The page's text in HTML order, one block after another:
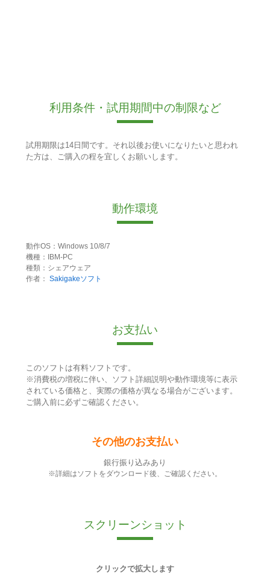
利用条件・試用期間中の制限など
試用期限は14日間です。それ以後お使いになりたいと思われ
た方は、ご購入の程を宜しくお願いします。
動作環境
動作OS：Windows 10/8/7
機種：IBM-PC
種類：シェアウェア
作者： Sakigakeソフト
お支払い
このソフトは有料ソフトです。
※消費税の増税に伴い、ソフト詳細説明や動作環境等に表示
されている価格と、実際の価格が異なる場合がございます。
ご購入前に必ずご確認ください。
その他のお支払い
銀行振り込みあり
※詳細はソフトをダウンロード後、ご確認ください。
スクリーンショット
クリックで拡大します